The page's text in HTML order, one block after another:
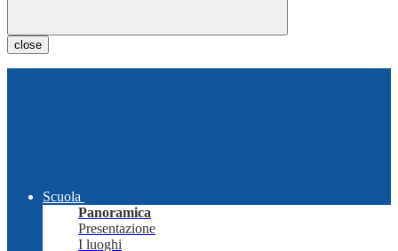
close
Scuola
Panoramica
Presentazione
I luoghi